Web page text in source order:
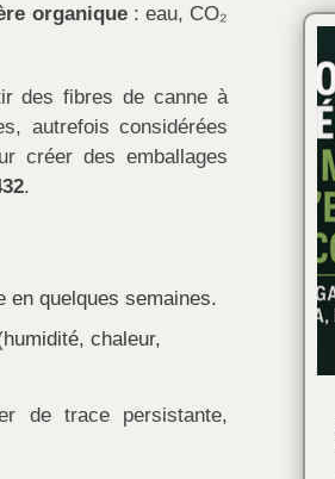
organique: eau, CO₂
des fibres de canne à
autrefois considérées
créer des emballages
.
en quelques semaines.
chaleur,
de trace persistante,